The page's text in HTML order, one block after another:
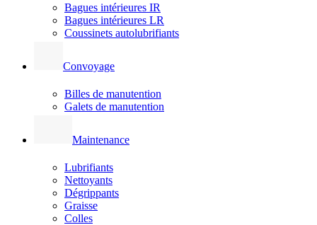
Bagues intérieures IR
Bagues intérieures LR
Coussinets autolubrifiants
Convoyage
Billes de manutention
Galets de manutention
Maintenance
Lubrifiants
Nettoyants
Dégrippants
Graisse
Colles